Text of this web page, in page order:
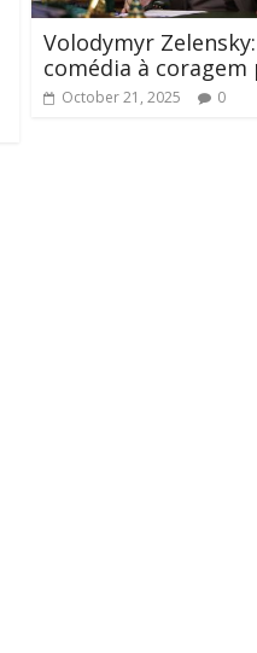
Volodymyr
comédia à
October 21, 2025 0